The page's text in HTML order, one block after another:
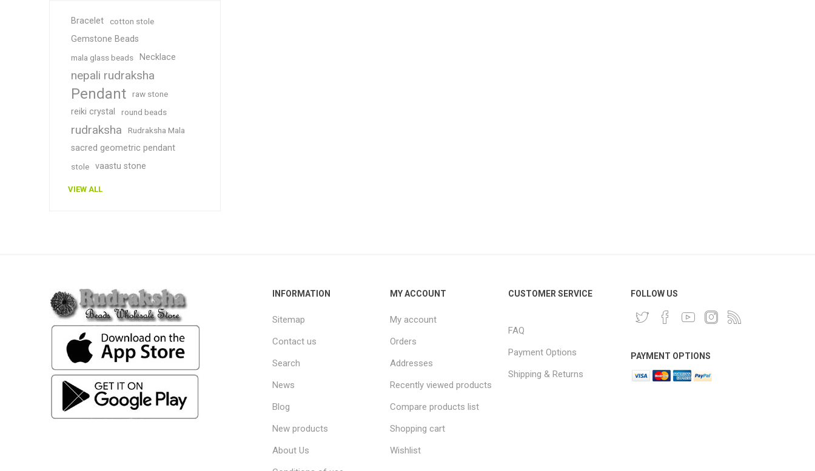
Bracelet cotton stole
Gemstone Beads
mala glass beads Necklace
nepali rudraksha
Pendant raw stone
reiki crystal round beads
rudraksha Rudraksha Mala
sacred geometric pendant
stole vaastu stone
VIEW ALL
INFORMATION
Sitemap
Contact us
Search
News
Blog
New products
About Us
MY ACCOUNT
My account
Orders
Addresses
Recently viewed products
Compare products list
Shopping cart
Wishlist
CUSTOMER SERVICE
FAQ
Payment Options
Shipping & Returns
FOLLOW US
PAYMENT OPTIONS